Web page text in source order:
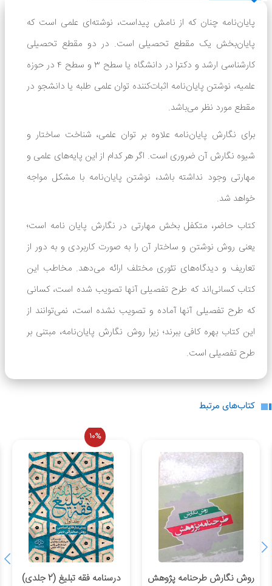
پایان‌نامه چنان که از نامش پیداست، نوشته‌‌ای علمی است که
پایان‌بخش یک مقطع تحصیلی است. در دو مقطع تحصیلی
کارشناسی ارشد و دکترا در دانشگاه یا سطح ۳ و سطح ۴ در حوزه
علمیه، نوشتن پایان‌نامه اثبات‌کننده توان علمی طلبه یا دانشجو در
مقطع مورد نظر می‌باشد.
برای نگارش پایان‌نامه علاوه بر توان علمی، شناخت ساختار و
شیوه نگارش آن ضروری است. اگر هر کدام از این پایه‌های علمی و
مهارتی وجود نداشته باشد، نوشتن پایان‌نامه با مشکل مواجه
خواهد شد.
کتاب حاضر، متکفل بخش مهارتی در نگارش پایان نامه است؛
یعنی روش نوشتن و ساختار آن را به صورت کاربردی و به دور از
تعاریف و دیدگاه‌های تئوری مختلف ارائه می‌دهد. مخاطب این
کتاب کسانی‌اند که طرح تفصیلی آنها تصویب شده است، کسانی
که طرح تفصیلی آنها آماده و تصویب نشده است، نمی‌توانند از
این کتاب بهره کافی ببرند؛ زیرا روش نگارش پایان‌نامه، مبتنی بر
طرح تفصیلی است.
در حال حاضر هیچ نظری برای این محصول
لطفاً انتقادات و پیشنهادات خود را ارسال
کتاب‌های مرتبط
روش نگارش طرحنامه پژوهش
10%
درسنامه فقه تبلیغ (2 جلدی)